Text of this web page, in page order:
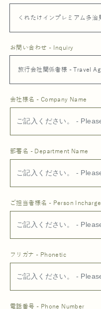
お問い合わせ - Inquiry
会社様名 - Company Name
部署名 - Department Name
ご担当者様名 - Person Incharge
フリガナ - Phonetic
電話番号 - Phone Number